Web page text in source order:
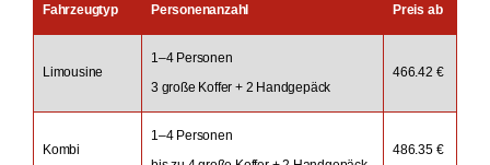
Fahrzeugtyp Personenanzahl Preis ab
Limousine
1–4 Personen
3 große Koffer + 2 Handgepäck
466.42 €
Kombi
1–4 Personen
486.35 €